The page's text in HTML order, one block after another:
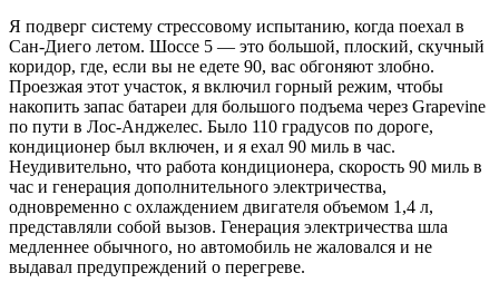
Я подверг систему стрессовому испытанию, когда поехал в
Сан-Диего летом. Шоссе 5 — это большой, плоский, скучный
коридор, где, если вы не едете 90, вас обгоняют злобно.
Проезжая этот участок, я включил горный режим, чтобы
накопить запас батареи для большого подъема через Grapevine
по пути в Лос-Анджелес. Было 110 градусов по дороге,
кондиционер был включен, и я ехал 90 миль в час.
Неудивительно, что работа кондиционера, скорость 90 миль в
час и генерация дополнительного электричества,
одновременно с охлаждением двигателя объемом 1,4 л,
представляли собой вызов. Генерация электричества шла
медленнее обычного, но автомобиль не жаловался и не
выдавал предупреждений о перегреве.